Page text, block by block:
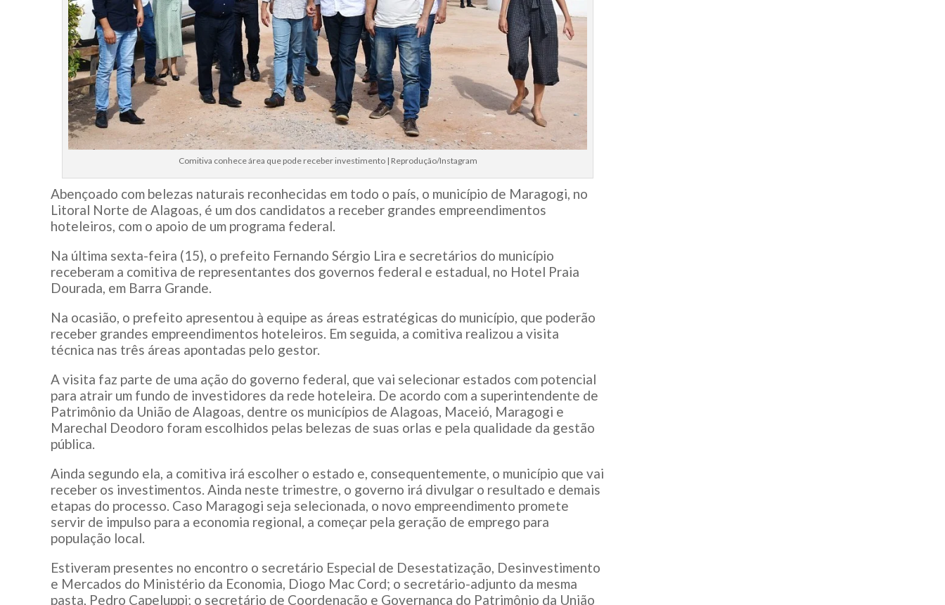
Comitiva conhece área que pode receber investimento | Reprodução/Instagram
Abençoado com belezas naturais reconhecidas em todo o país, o município de Maragogi, no
Litoral Norte de Alagoas, é um dos candidatos a receber grandes empreendimentos
hoteleiros, com o apoio de um programa federal.
Na última sexta-feira (15), o prefeito Fernando Sérgio Lira e secretários do município
receberam a comitiva de representantes dos governos federal e estadual, no Hotel Praia
Dourada, em Barra Grande.
Na ocasião, o prefeito apresentou à equipe as áreas estratégicas do município, que poderão
receber grandes empreendimentos hoteleiros. Em seguida, a comitiva realizou a visita
técnica nas três áreas apontadas pelo gestor.
A visita faz parte de uma ação do governo federal, que vai selecionar estados com potencial
para atrair um fundo de investidores da rede hoteleira. De acordo com a superintendente de
Patrimônio da União de Alagoas, dentre os municípios de Alagoas, Maceió, Maragogi e
Marechal Deodoro foram escolhidos pelas belezas de suas orlas e pela qualidade da gestão
pública.
Ainda segundo ela, a comitiva irá escolher o estado e, consequentemente, o município que vai
receber os investimentos. Ainda neste trimestre, o governo irá divulgar o resultado e demais
etapas do processo. Caso Maragogi seja selecionada, o novo empreendimento promete
servir de impulso para a economia regional, a começar pela geração de emprego para
população local.
Estiveram presentes no encontro o secretário Especial de Desestatização, Desinvestimento
e Mercados do Ministério da Economia, Diogo Mac Cord; o secretário-adjunto da mesma
pasta, Pedro Capeluppi; o secretário de Coordenação e Governança do Patrimônio da União